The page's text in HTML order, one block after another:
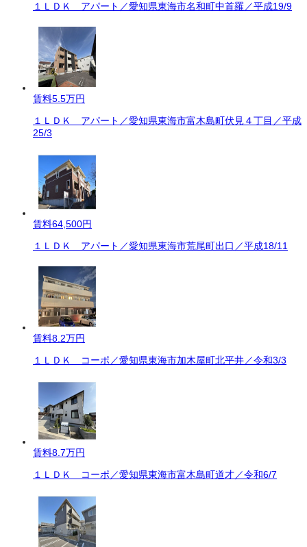
１ＬＤＫ アパート／愛知県東海市名和町中首羅／平成19/9
賃料5.5万円
１ＬＤＫ アパート／愛知県東海市富木島町伏見４丁目／平成
25/3
賃料64,500円
１ＬＤＫ アパート／愛知県東海市荒尾町出口／平成18/11
賃料8.2万円
１ＬＤＫ コーポ／愛知県東海市加木屋町北平井／令和3/3
賃料8.7万円
１ＬＤＫ コーポ／愛知県東海市富木島町道才／令和6/7